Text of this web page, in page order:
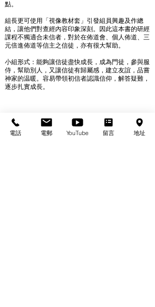
點。
組長更可使用「視像教材套」引發組員興趣及作總
結，讓他們對查經內容印象深刻。因此這本書的研經
課程不獨適合未信者，對於在佈道會、個人佈道、三
元倍進佈道等信主之信徒，亦有很大幫助。
小組形式：能夠讓信徒盡快成長，成為門徒，參與服
侍，幫助別人，又讓信徒有歸屬感，建立友誼，品嘗
神家的温暖。容易帶領初信者認識信仰，解答疑難，
逐步扎實成長。
電話 電郵 YouTube 留言 地址